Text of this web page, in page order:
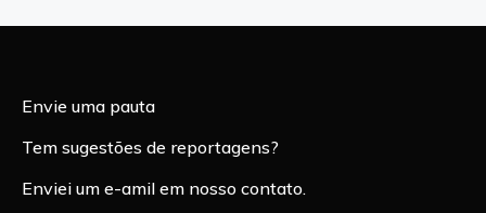
Envie uma pauta
Tem sugestões de reportagens?
Enviei um e-amil em nosso contato.